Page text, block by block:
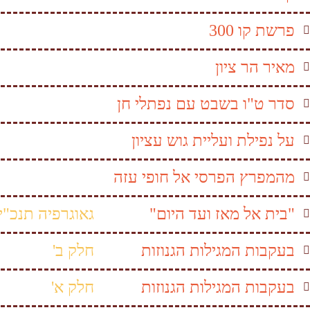
פרשת קו 300
מאיר הר ציון
סדר ט"ו בשבט עם נפתלי חן
על נפילת ועליית גוש עציון
מהמפרץ הפרסי אל חופי עזה
"בית אל מאז ועד היום" גאוגרפיה
בעקבות המגילות הגנוזות חלק ב'
בעקבות המגילות הגנוזות חלק א'